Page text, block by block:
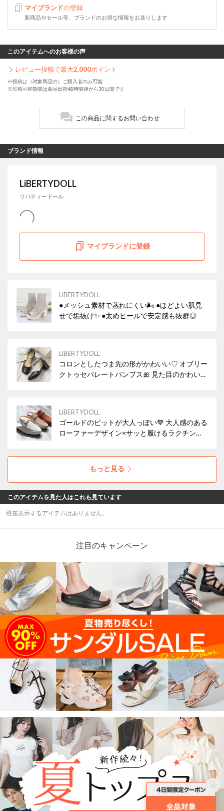
マイブランドの登録
新商品やセール等、ブランドのお得な情報をお送りします
このアイテムへのお客様の声
レビュー投稿で最大2,000ポイント
※投稿は（対象商品の）ご購入者のみ可能
※投稿可能期間は商品出荷48時間後から30日間です
この商品に関するお問い合わせ
ブランド情報
LiBERTYDOLL
リバティードール
マイブランドに登録
LiBERTYDOLL
●メッシュ素材で蒸れにくい🌬 ●ほどよい肌見
せで垢抜け✨ ●太めヒールで安定感も抜群◎
LiBERTYDOLL
コロンとしたつま先の形がかわいい♡ オブリー
クトゥセパレートパンプス🎀 見た目のかわいさ
LiBERTYDOLL
ゴールドのビットが大人っぽい💙 大人感のある
ローファーデザイン×サッと履けるラクチンさ
上品なデザインで通勤にも社内履きにもぴった
もっと見る
このアイテムを見た人はこれも見ています
現在表示するアイテムはありません。
注目のキャンペーン